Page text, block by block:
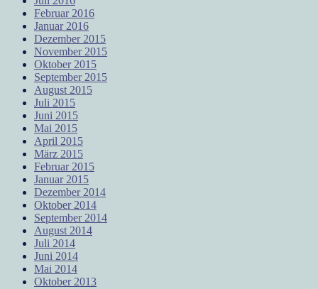
Februar 2016
Januar 2016
Dezember 2015
November 2015
Oktober 2015
September 2015
August 2015
Juli 2015
Juni 2015
Mai 2015
April 2015
März 2015
Februar 2015
Januar 2015
Dezember 2014
Oktober 2014
September 2014
August 2014
Juli 2014
Juni 2014
Mai 2014
Oktober 2013